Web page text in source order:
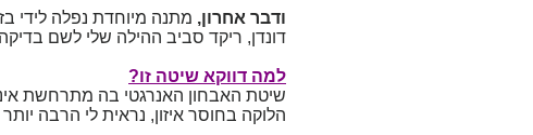
ודבר אחרון, מתנה מיוחדת נפלה לידי
דונדן, ריקד סביב ההילה שלי לשם בדיקה
למה דווקא שיטה זו?
שיטת האבחון האנרגטי בה מתרחשת
הלוקה בחוסר איזון, נראית לי הרבה